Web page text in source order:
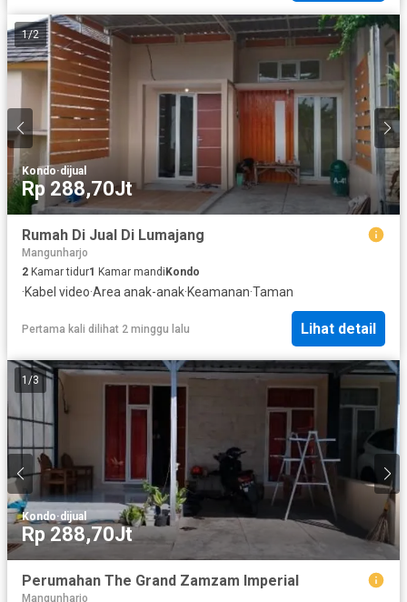
1/2
Kondo·dijual
Rp 288,70Jt
Rumah Di Jual Di Lumajang
Mangunharjo
2 Kamar tidur1 Kamar mandi Kondo
·Kabel video·Area anak-anak·Keamanan·Taman
Pertama kali dilihat 2 minggu lalu Lihat detail
1 /3
Kondo·dijual
Rp 288,70Jt
Perumahan The Grand Zamzam Imperial
Mangunharjo